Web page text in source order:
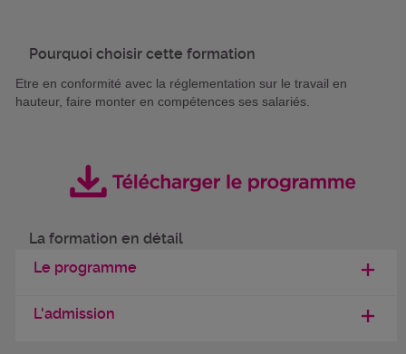
Pourquoi choisir cette formation
Etre en conformité avec la réglementation sur le travail en
hauteur, faire monter en compétences ses salariés.
La formation en détail
Le programme
L'admission